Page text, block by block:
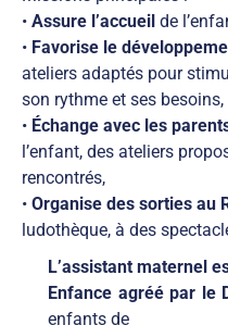
• Assure l’accueil de
• Favorise le
ateliers adaptés pour
son rythme et ses besoins,
• Échange avec les
l’enfant, des ateliers
rencontrés,
• Organise des sorties au
ludothèque, à des
L’assistant maternel
Enfance agréé par le
enfants de